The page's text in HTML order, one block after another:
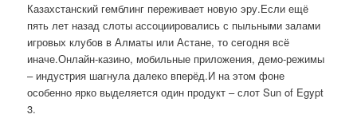
Казахстанский гемблинг переживает новую эру.Если ещё
пять лет назад слоты ассоциировались с пыльными залами
игровых клубов в Алматы или Астане, то сегодня всё
иначе.Онлайн-казино, мобильные приложения, демо-режимы
– индустрия шагнула далеко вперёд.И на этом фоне
особенно ярко выделяется один продукт – слот Sun of Egypt
3.